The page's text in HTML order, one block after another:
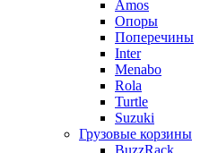
Amos
Опоры
Поперечины
Inter
Menabo
Rola
Turtle
Suzuki
Грузовые корзины
BuzzRack